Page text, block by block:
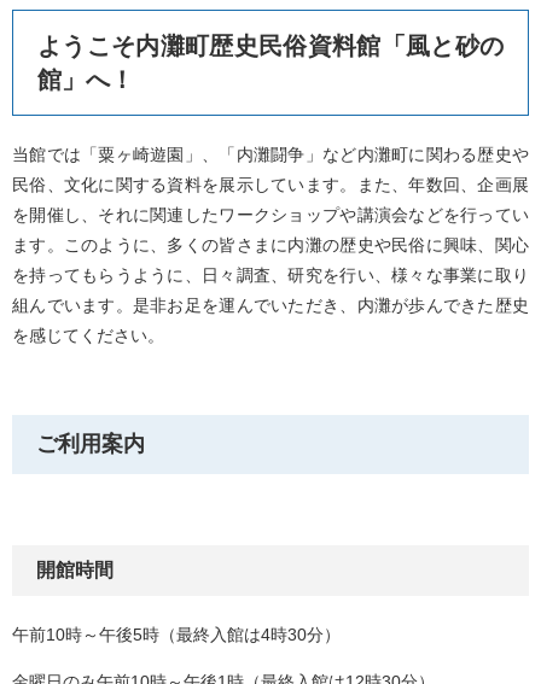
ようこそ内灘町歴史民俗資料館「風と砂の
館」へ！
当館では「粟ヶ崎遊園」、「内灘闘争」など内灘町に関わる歴史や
民俗、文化に関する資料を展示しています。また、年数回、企画展
を開催し、それに関連したワークショップや講演会などを行ってい
ます。このように、多くの皆さまに内灘の歴史や民俗に興味、関心
を持ってもらうように、日々調査、研究を行い、様々な事業に取り
組んでいます。是非お足を運んでいただき、内灘が歩んできた歴史
を感じてください。
ご利用案内
開館時間
午前10時～午後5時（最終入館は4時30分）